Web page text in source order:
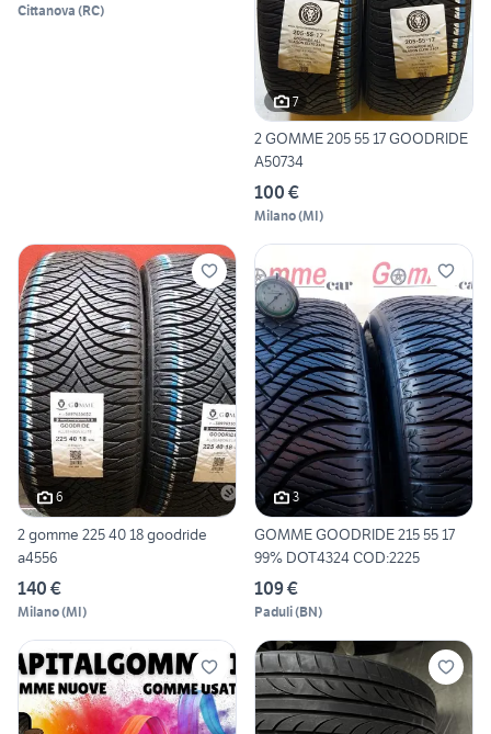
Cittanova (RC)
7
2 GOMME 205 55 17 GOODRIDE
A50734
100 €
Milano(MI)
6
2 gomme 225 40 18 goodride
a4556
140 €
Milano(MI)
3
GOMME GOODRIDE 215 55 17
99% DOT4324 COD:2225
109 €
Paduli(BN)